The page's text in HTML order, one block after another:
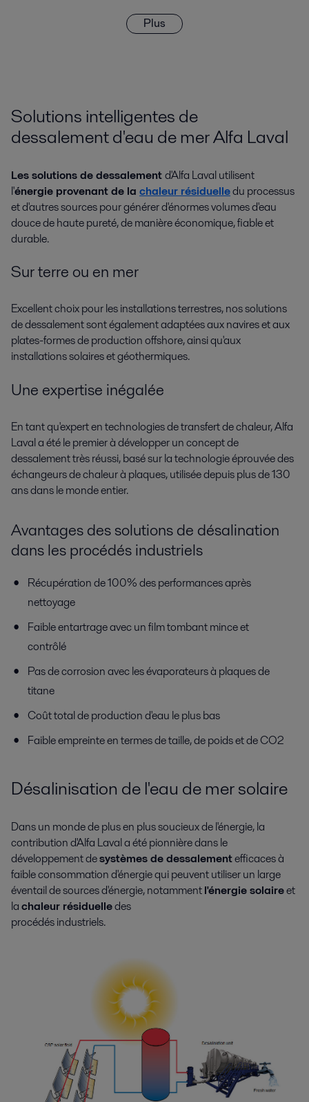
Plus
Solutions intelligentes de
dessalement d'eau de mer Alfa Laval
Les solutions de dessalementd'Alfa Laval utilisent
l'énergie provenant de la chaleur résiduelledu processus
et d'autres sources pour générer d'énormes volumes d'eau
douce de haute pureté, de manière économique, fiable et
durable.
Sur terre ou en mer
Excellent choix pour les installations terrestres, nos solutions
de dessalement sont également adaptées aux navires et aux
plates-formes de production offshore, ainsi qu'aux
installations solaires et géothermiques.
Une expertise inégalée
En tant qu'expert en technologies de transfert de chaleur, Alfa
Laval a été le premier à développer un concept de
dessalement très réussi, basé sur la technologie éprouvée des
échangeurs de chaleur à plaques, utilisée depuis plus de 130
ans dans le monde entier.
Avantages des solutions de désalination
dans les procédés industriels
Récupération de 100% des performances après
nettoyage
Faible entartrage avec un film tombant mince et
contrôlé
Pas de corrosion avec les évaporateurs à plaques de
titane
Coût total de production d'eau le plus bas
Faible empreinte en termes de taille, de poids et de CO2
Désalinisation de l'eau de mer solaire
Dans un monde de plus en plus soucieux de l'énergie, la
contribution d'Alfa Laval a été pionnière dans le
développement desystèmes de dessalementefficaces à
faible consommation d'énergie qui peuvent utiliser un large
éventail de sources d'énergie, notammentl'énergie solaireet
lachaleur résiduelledes
procédés industriels.